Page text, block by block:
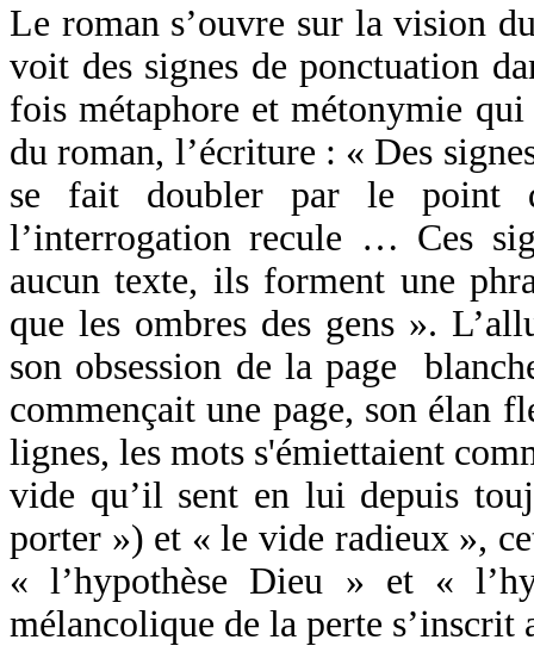
Le roman s’ouvre sur la vision
voit des signes de ponctuation
fois métaphore et métonymie
du roman, l’écriture : « Des
se fait doubler par le point
l’interrogation recule … Ces
aucun texte, ils forment une
que les ombres des gens ».
son obsession de la page
commençait une page, son élan
lignes, les mots s'émiettaient
vide qu’il sent en lui depuis
porter ») et « le vide radieux »,
« l’hypothèse Dieu » et «
mélancolique de la perte